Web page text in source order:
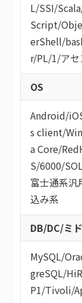
L/SSI/Scala
Script/
erShell/
r/PL/1/アセ
OS
Android/
s client/
a Core/
S/6000/
富士通系汎
込み系
DB/DC/ミ
MySQL/
greSQL/
P1/Tivoli/